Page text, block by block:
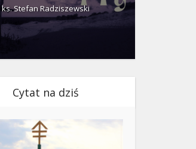
ks. Stefan Radziszewski
Cytat na dziś